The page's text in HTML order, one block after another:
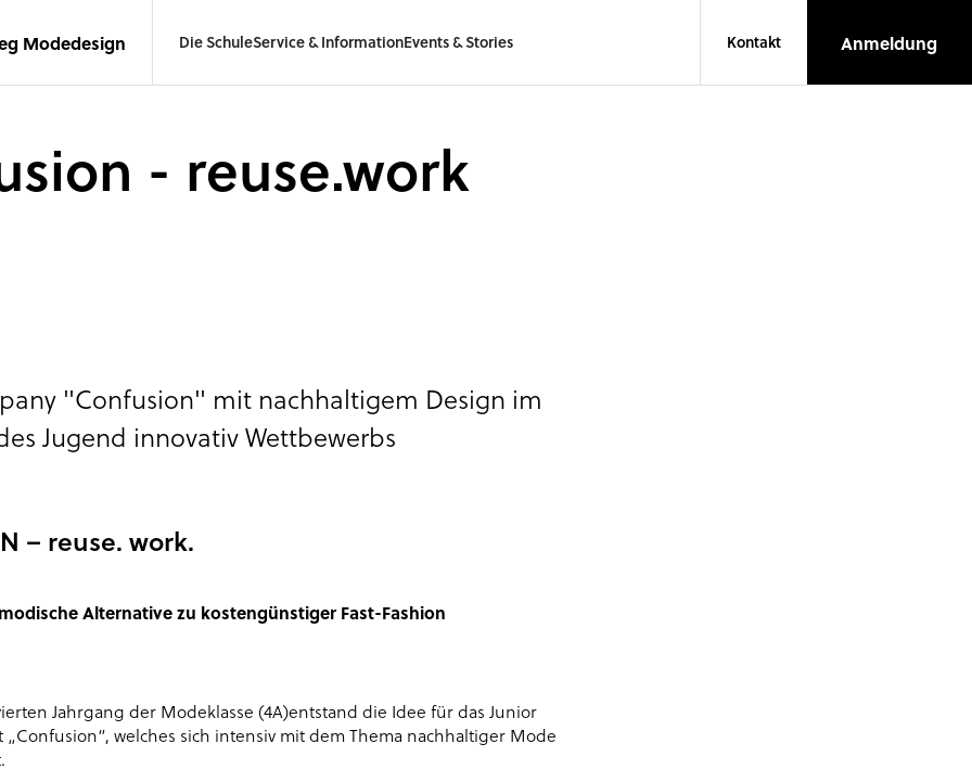
Modedesign Die SchuleService & InformationEvents & Stories Kontakt Anmeldung
- reuse.work
"Confusion" mit nachhaltigem Design im
Jugend innovativ Wettbewerbs
– reuse. work.
Alternative zu kostengünstiger Fast-Fashion
Jahrgang der Modeklasse (4A)entstand die Idee für das Junior
„Confusion“, welches sich intensiv mit dem Thema nachhaltiger Mode